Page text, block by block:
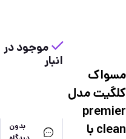
موجود در
انبار
بدون
مسواک
کلگیت مدل
premier
clean با